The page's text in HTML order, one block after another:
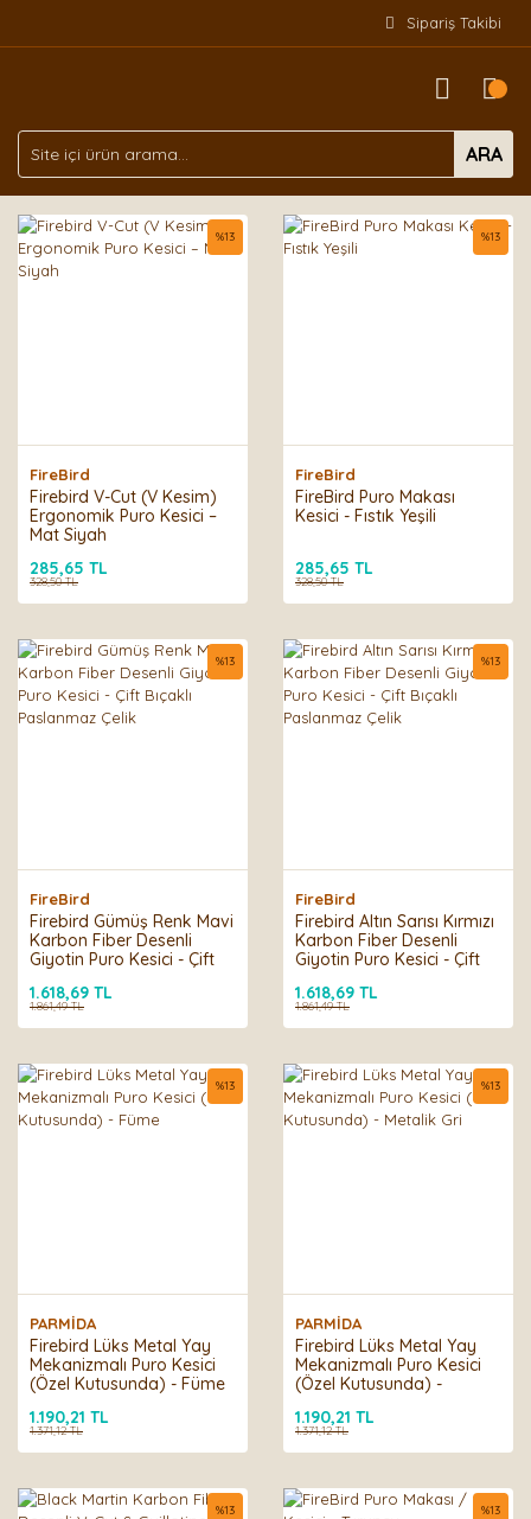
Sipariş Takibi
ARA
FireBird
Firebird V-Cut (V Kesim)
Ergonomik Puro Kesici –
Mat Siyah
%13
285,65 TL
328,50 TL
FireBird
FireBird Puro Makası
Kesici - Fıstık Yeşili
%13
285,65 TL
328,50 TL
FireBird
Firebird Gümüş Renk Mavi
Karbon Fiber Desenli
Giyotin Puro Kesici - Çift
%13
1.618,69 TL
1.861,49 TL
FireBird
Firebird Altın Sarısı Kırmızı
Karbon Fiber Desenli
Giyotin Puro Kesici - Çift
%13
1.618,69 TL
1.861,49 TL
PARMİDA
Firebird Lüks Metal Yay
Mekanizmalı Puro Kesici
(Özel Kutusunda) - Füme
%13
1.190,21 TL
1.371,12 TL
PARMİDA
Firebird Lüks Metal Yay
Mekanizmalı Puro Kesici
(Özel Kutusunda) -
%13
1.190,21 TL
1.371,12 TL
%13 %13